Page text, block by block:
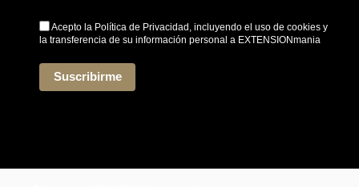
Acepto la Política de Privacidad , incluyendo el uso de cookies y
la transferencia de su información personal a EXTENSIONmania
Suscribirme